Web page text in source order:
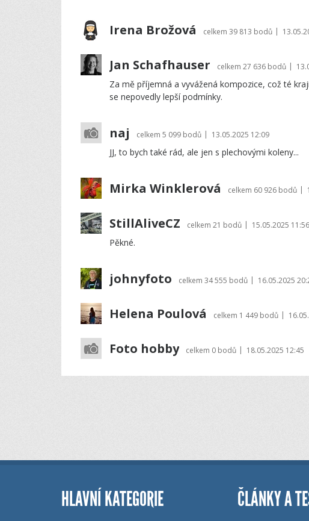
Irena Brožová celkem 39 813 bodů |
Jan Schafhauser celkem 27 636 bodů |
Za mě příjemná a vyvážená kompozice, což té
se nepovedly lepší podmínky.
naj celkem 5 099 bodů | 13.05.2025 12:09
JJ, to bych také rád, ale jen s plechovými koleny...
Mirka Winklerová celkem 60 926 bodů |
StillAliveCZ celkem 21 bodů | 15.05.2025 11:56
Pěkné.
johnyfoto celkem 34 555 bodů | 16.05.2025
Helena Poulová celkem 1 449 bodů |
Foto hobby celkem 0 bodů | 18.05.2025 12:45
HLAVNÍ KATEGORIE ČLÁNKY A